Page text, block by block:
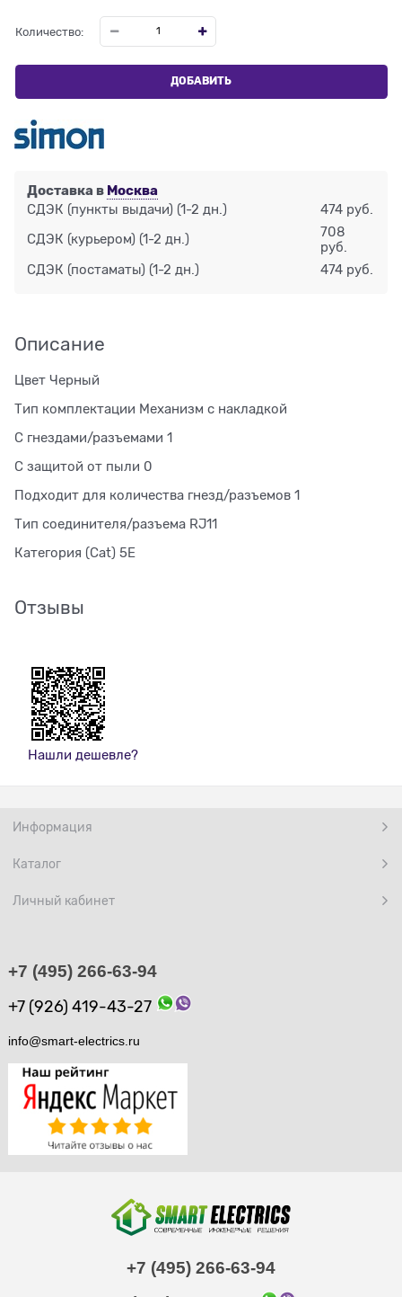
Количество:
ДОБАВИТЬ
Доставка в Москва
СДЭК (пункты выдачи) (1-2 дн.) 474 руб.
СДЭК (курьером) (1-2 дн.)
708
руб.
СДЭК (постаматы) (1-2 дн.) 474 руб.
Описание
Цвет Черный
Тип комплектации Механизм с накладкой
С гнездами/разъемами 1
С защитой от пыли 0
Подходит для количества гнезд/разъемов 1
Тип соединителя/разъема RJ11
Категория (Cat) 5E
Отзывы
Нашли дешевле?
Информация
Каталог
Личный кабинет
+7 (495) 266-63-94
+7 (926) 419-43-27
info@smart-electrics.ru
+7 (495) 266-63-94